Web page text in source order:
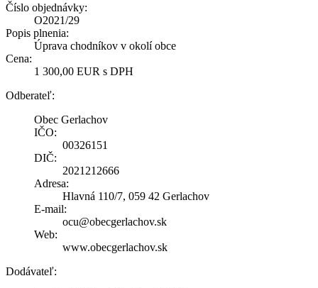
Číslo objednávky:
O2021/29
Popis plnenia:
Úprava chodníkov v okolí obce
Cena:
1 300,00 EUR s DPH
Odberateľ:
Obec Gerlachov
IČO:
00326151
DIČ:
2021212666
Adresa:
Hlavná 110/7, 059 42 Gerlachov
E-mail:
ocu@obecgerlachov.sk
Web:
www.obecgerlachov.sk
Dodávateľ: